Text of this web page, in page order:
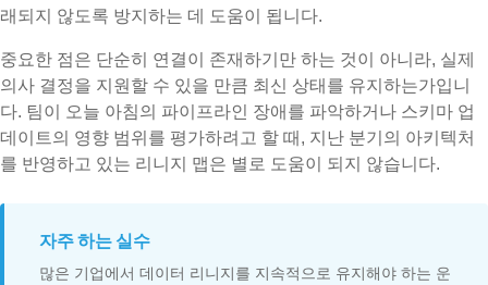
래되지 않도록 방지하는 데 도움이 됩니다.
중요한 점은 단순히 연결이 존재하기만 하는 것이 아니라, 실제
의사 결정을 지원할 수 있을 만큼 최신 상태를 유지하는가입니
다. 팀이 오늘 아침의 파이프라인 장애를 파악하거나 스키마 업
데이트의 영향 범위를 평가하려고 할 때, 지난 분기의 아키텍처
를 반영하고 있는 리니지 맵은 별로 도움이 되지 않습니다.
자주 하는 실수
많은 기업에서 데이터 리니지를 지속적으로 유지해야 하는 운